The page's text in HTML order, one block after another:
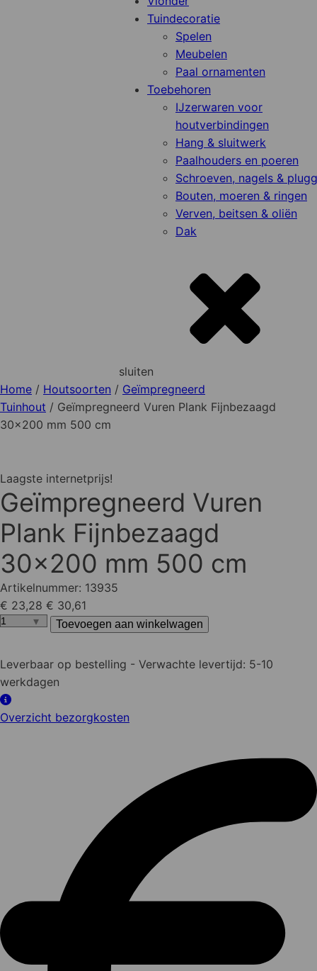
Tuindecoratie
Spelen
Meubelen
Paal ornamenten
Toebehoren
IJzerwaren voor
houtverbindingen
Hang & sluitwerk
Paalhouders en poeren
Schroeven, nagels &
Bouten, moeren & ringen
Verven, beitsen & oliën
Dak
sluiten
Home / Houtsoorten / Geïmpregneerd
Tuinhout / Geïmpregneerd Vuren Plank Fijnbezaagd
30x200 mm 500 cm
Laagste internetprijs!
Geïmpregneerd Vuren
Plank Fijnbezaagd
30x200 mm 500 cm
Artikelnummer: 13935
€ 23,28 € 30,61
Geïmpregneerd
Plank
Fijnbezaagd
30x200
mm
Toevoegen aan winkelwagen
Leverbaar op bestelling - Verwachte levertijd: 5-10
werkdagen
Overzicht bezorgkosten